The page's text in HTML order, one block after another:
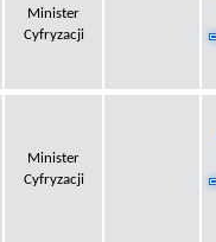
Minister
Cyfryzacji
Minister
Cyfryzacji